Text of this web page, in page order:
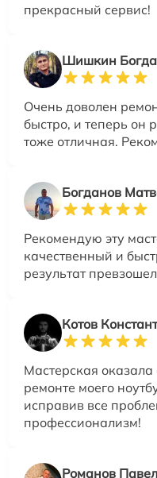
прекрасный сервис!
Шишкин
Очень доволен
быстро, и теперь он
тоже отличная.
Богданов
Рекомендую эту
качественный и
результат
Котов
Мастерская
ремонте моего
исправив все
профессионализм!
Романов Павел